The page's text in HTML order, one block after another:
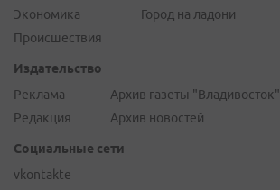
Экономика
Происшествия
Город на ладони
Издательство
Реклама
Редакция
Архив газеты "Владивосток"
Архив новостей
Социальные сети
vkontakte